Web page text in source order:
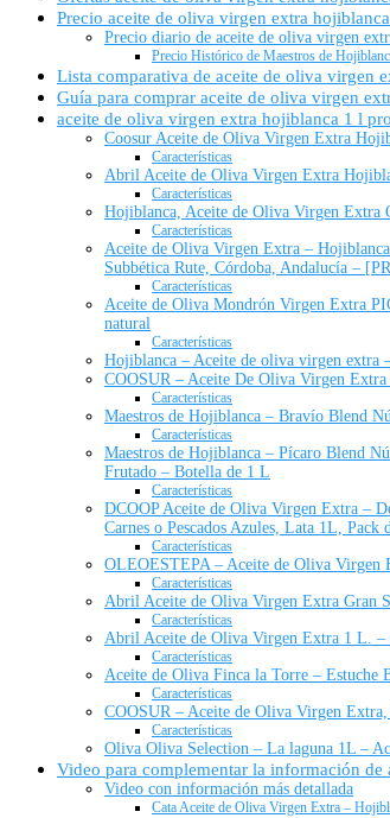
Precio aceite de oliva virgen extra
Precio diario de aceite de oliva virgen
Precio Histórico de Maestros de
Lista comparativa de aceite de oliva virgen
Guía para comprar aceite de oliva virgen
aceite de oliva virgen extra hojiblanca 1 l
Coosur Aceite de Oliva Virgen Extra
Características
Abril Aceite de Oliva Virgen Extra
Características
Hojiblanca, Aceite de Oliva Virgen Extra
Características
Aceite de Oliva Virgen Extra –
Subbética Rute, Córdoba, Andalucía –
Características
Aceite de Oliva Mondrón Virgen Extra
natural
Características
Hojiblanca – Aceite de oliva virgen extra
COOSUR – Aceite De Oliva Virgen
Características
Maestros de Hojiblanca – Bravío Blend
Características
Maestros de Hojiblanca – Pícaro Blend
Frutado – Botella de 1 L
Características
DCOOP Aceite de Oliva Virgen Extra –
Carnes o Pescados Azules, Lata 1L, Pack
Características
OLEOESTEPA – Aceite de Oliva
Características
Abril Aceite de Oliva Virgen Extra Gran
Características
Abril Aceite de Oliva Virgen Extra 1 L. –
Características
Aceite de Oliva Finca la Torre –
Características
COOSUR – Aceite de Oliva Virgen
Características
Oliva Oliva Selection – La laguna 1L –
Video para complementar la información
Video con información más detallada
Cata Aceite de Oliva Virgen Extra –